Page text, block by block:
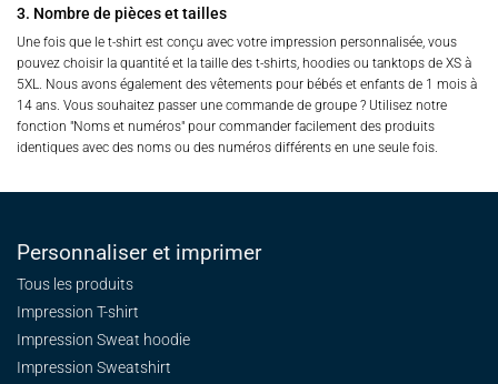
3. Nombre de pièces et tailles
Une fois que le t-shirt est conçu avec votre impression personnalisée, vous
pouvez choisir la quantité et la taille des t-shirts, hoodies ou tanktops de XS à
5XL. Nous avons également des vêtements pour bébés et enfants de 1 mois à
14 ans. Vous souhaitez passer une commande de groupe ? Utilisez notre
fonction "Noms et numéros" pour commander facilement des produits
identiques avec des noms ou des numéros différents en une seule fois.
Personnaliser et imprimer
Tous les produits
Impression T-shirt
Impression Sweat hoodie
Impression Sweatshirt